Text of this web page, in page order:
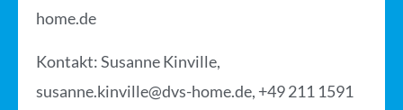
home.de
Kontakt:Susanne Kinville,
susanne.kinville@dvs-home.de, +49 211 1591